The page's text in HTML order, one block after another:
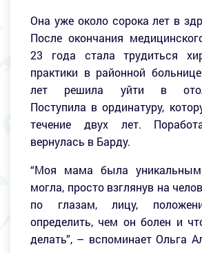
Она уже около сорока лет в
После окончания
23 года стала трудиться
практики в районной
лет решила уйти в
Поступила в ординатуру,
течение двух лет.
вернулась в Барду.
“Моя мама была
могла, просто взглянув на
по глазам, лицу,
определить, чем он болен и
делать”, – вспоминает Ольга